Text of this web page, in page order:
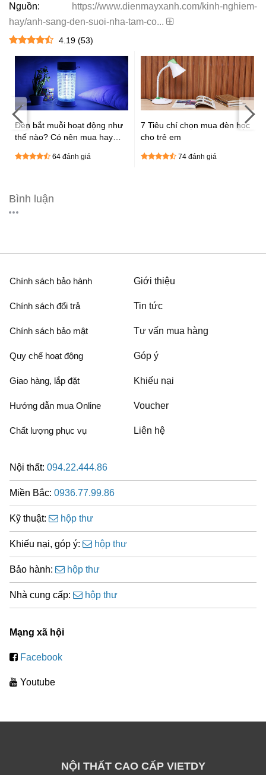
Nguồn:
https://www.dienmayxanh.com/kinh-nghiem-
hay/anh-sang-den-suoi-nha-tam-co...
4.19 (53)
Đèn bắt muỗi hoạt động như
thế nào? Có nên mua hay
64 đánh giá
7 Tiêu chí chọn mua đèn học
cho trẻ em
74 đánh giá
Bình luận
Chính sách bảo hành
Chính sách đổi trả
Chính sách bảo mật
Quy chế hoạt động
Giao hàng, lắp đặt
Hướng dẫn mua Online
Chất lượng phục vụ
Giới thiệu
Tin tức
Tư vấn mua hàng
Góp ý
Khiếu nại
Voucher
Liên hệ
Nội thất: 094.22.444.86
Miền Bắc: 0936.77.99.86
Kỹ thuật: hộp thư
Khiếu nại, góp ý: hộp thư
Bảo hành: hộp thư
Nhà cung cấp: hộp thư
Mạng xã hội
Facebook
Youtube
NỘI THẤT CAO CẤP VIETDY